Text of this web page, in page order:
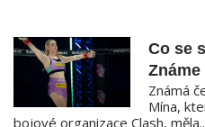
Co se
Známá
Mína,
bojové organizace Clash,